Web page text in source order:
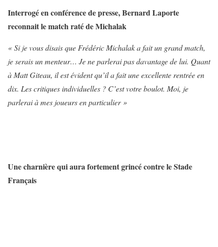
Interrogé en conférence de presse, Bernard Laporte
reconnait le match raté de Michalak
« Si je vous disais que Frédéric Michalak a fait un grand match,
je serais un menteur… Je ne parlerai pas davantage de lui. Quant
à Matt Giteau, il est évident qu’il a fait une excellente rentrée en
dix. Les critiques individuelles ? C’est votre boulot. Moi, je
parlerai à mes joueurs en particulier »
Une charnière qui aura fortement grincé contre le Stade
Français